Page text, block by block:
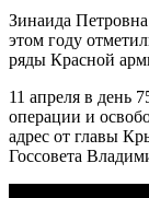
Зинаида
этом году
ряды Красной
11 апреля в день
операции и
адрес от главы
Госсовета